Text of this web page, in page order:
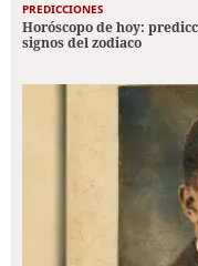
PREDICCIONES
Horóscopo de hoy:
signos del zodiaco